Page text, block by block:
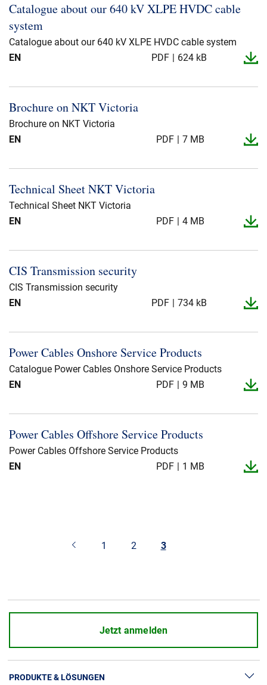
Catalogue about our 640 kV XLPE HVDC cable
system
Catalogue about our 640 kV XLPE HVDC cable system
EN
PDF 624 kB
Brochure on NKT Victoria
Brochure on NKT Victoria
EN
PDF 7 MB
Technical Sheet NKT Victoria
Technical Sheet NKT Victoria
EN
PDF 4 MB
CIS Transmission security
CIS Transmission security
EN
PDF 734 kB
Power Cables Onshore Service Products
Catalogue Power Cables Onshore Service Products
EN
PDF 9 MB
Power Cables Offshore Service Products
Power Cables Offshore Service Products
EN
PDF 1 MB
1 2 3
Jetzt anmelden
PRODUKTE & LÖSUNGEN